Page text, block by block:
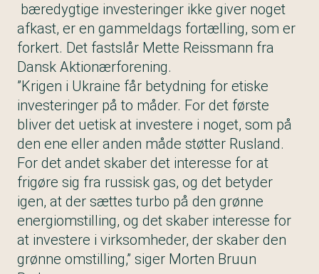
bæredygtige investeringer ikke giver noget
afkast, er en gammeldags fortælling, som er
forkert. Det fastslår Mette Reissmann fra
Dansk Aktionærforening.
”Krigen i Ukraine får betydning for etiske
investeringer på to måder. For det første
bliver det uetisk at investere i noget, som på
den ene eller anden måde støtter Rusland.
For det andet skaber det interesse for at
frigøre sig fra russisk gas, og det betyder
igen, at der sættes turbo på den grønne
energiomstilling, og det skaber interesse for
at investere i virksomheder, der skaber den
grønne omstilling,” siger Morten Bruun